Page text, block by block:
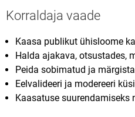
Korraldaja vaade
Kaasa publikut ühisloome
Halda ajakava, otsustades,
Peida sobimatud ja
Eelvalideeri ja modereeri
Kaasatuse